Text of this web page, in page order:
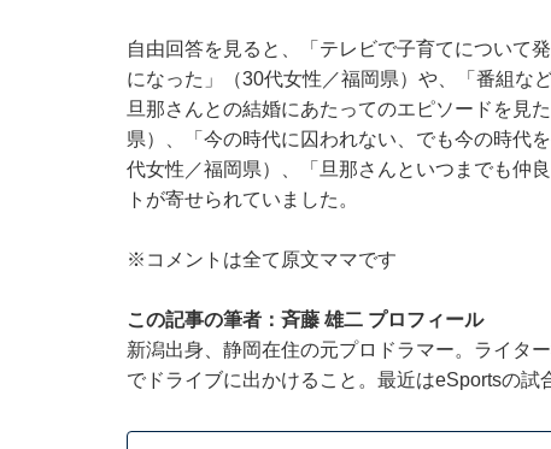
自由回答を見ると、「テレビで子育てについて
になった」（30代女性／福岡県）や、「番組な
旦那さんとの結婚にあたってのエピソードを見
県）、「今の時代に囚われない、でも今の時代
代女性／福岡県）、「旦那さんといつまでも仲
トが寄せられていました。
※コメントは全て原文ママです
この記事の筆者：斉藤 雄二 プロフィール
新潟出身、静岡在住の元プロドラマー。ライタ
でドライブに出かけること。最近はeSportsの試